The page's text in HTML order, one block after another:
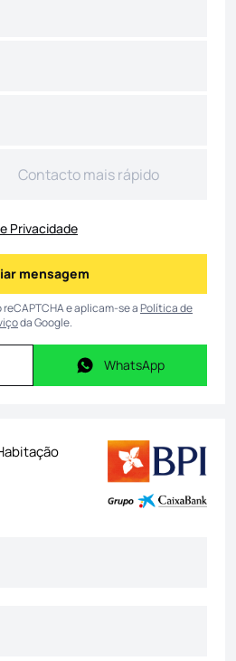
Privacidade
Enviar mensagem
mensagem
e aplicam-se aPolítica de
da Google.
WhatsApp
WhatsApp